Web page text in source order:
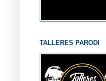
TALLERES PARODI